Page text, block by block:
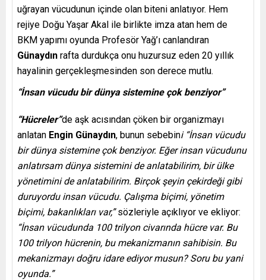
uğrayan vücudunun içinde olan biteni anlatıyor. Hem
rejiye Doğu Yaşar Akal ile birlikte imza atan hem de
BKM yapı­mı oyunda Profesör Yağ’ı canlandıran
Günaydın rafta durdukça onu huzursuz eden 20 yıllık
hayalinin gerçekleşmesinden son derece mutlu.
“İnsan vücudu bir dünya sistemine çok benziyor”
“Hücreler”de aşk acısından çöken bir organizmayı
anlatan Engin Günaydın, bunun sebebini “İnsan vücudu
bir dünya sistemine çok benziyor. Eğer insan vücudunu
anlatırsam dünya sistemini de anlatabilirim, bir ülke
yönetimini de anlatabilirim. Birçok şeyin çekirdeği gibi
duruyordu insan vücudu. Çalışma biçimi, yönetim
biçimi, bakanlıkları var,”sözleriyle açıklıyor ve ekliyor:
“İnsan vücudunda 100 trilyon civarında hücre var. Bu
100 trilyon hücrenin, bu mekanizmanın sahibisin. Bu
mekanizmayı doğru idare ediyor musun? Soru bu yani
oyunda.”